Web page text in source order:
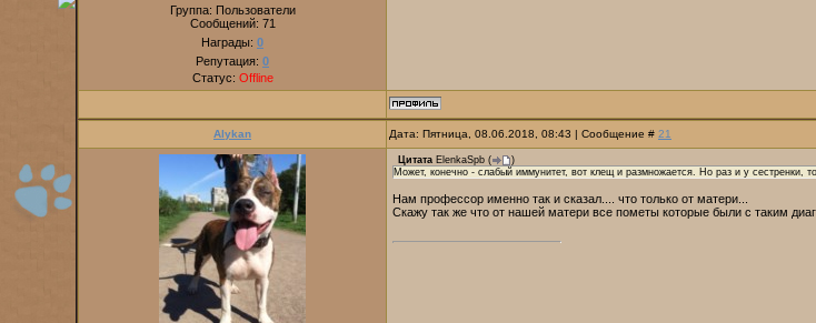
Группа: Пользователи
Сообщений: 71
Награды: 0
Репутация: 0
Статус: Offline
Alykan Дата: Пятница, 08.06.2018, 08:43 | Сообщение # 21
Цитата ElenkaSpb (
)
Может, конечно - слабый иммунитет, вот клещ и размножается. Но раз и у сестренки,
Нам профессор именно так и сказал.... что только от матери...
Скажу так же что от нашей матери все пометы которые были с таким